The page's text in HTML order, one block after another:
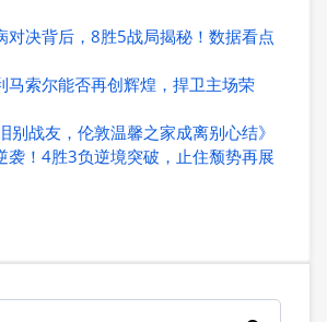
对决背后，8胜5战局揭秘！数据看点
马索尔能否再创辉煌，捍卫主场荣
别战友，伦敦温馨之家成离别心结》
袭！4胜3负逆境突破，止住颓势再展